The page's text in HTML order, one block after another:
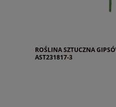
ROŚLINA SZTUCZNA
AST231817-3